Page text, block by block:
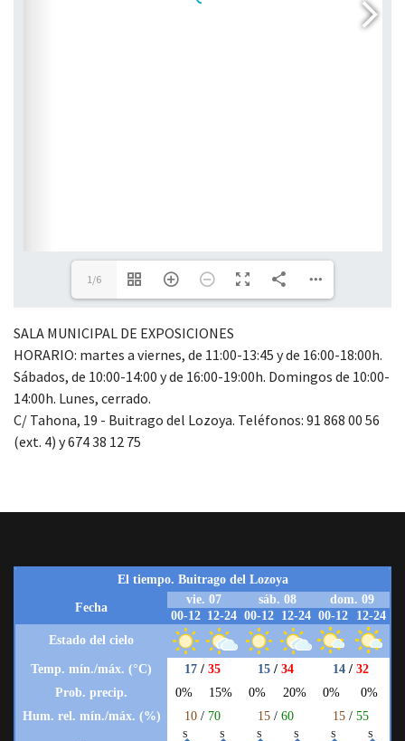
1/6
SALA MUNICIPAL DE EXPOSICIONES
HORARIO: martes a viernes, de 11:00-13:45 y de 16:00-18:00h.
Sábados, de 10:00-14:00 y de 16:00-19:00h. Domingos de 10:00-
14:00h. Lunes, cerrado.
C/ Tahona, 19 - Buitrago del Lozoya. Teléfonos: 91 868 00 56
(ext. 4) y 674 38 12 75